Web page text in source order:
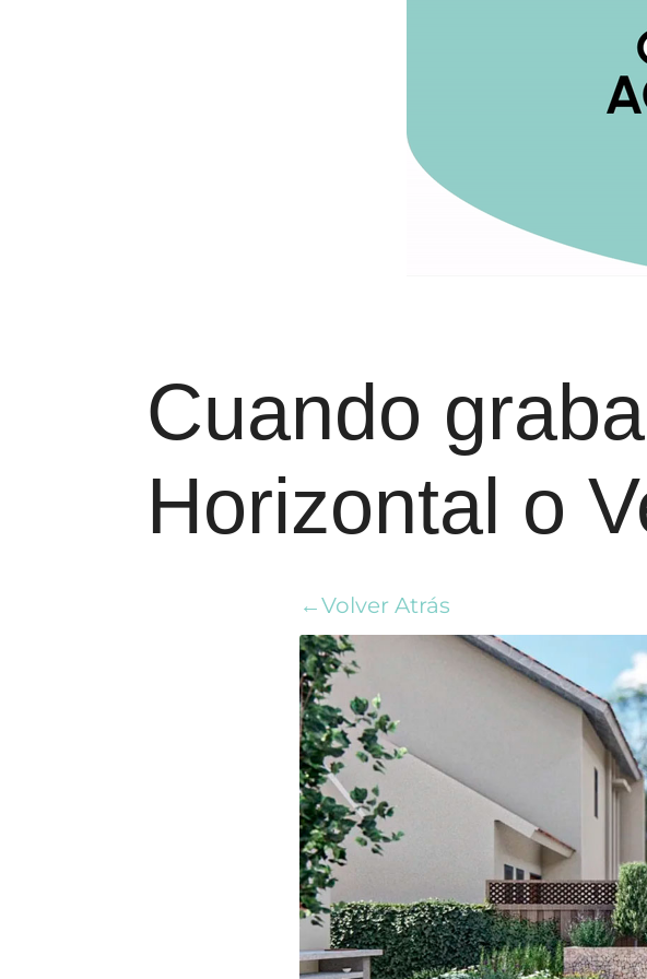
Cuando
Horizontal o
←Volver Atrás